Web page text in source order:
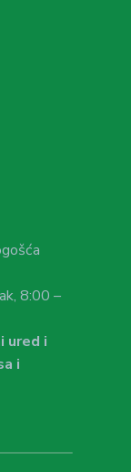
8:00 –
ured i
i